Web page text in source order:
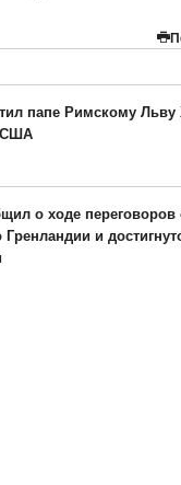
папе Римскому Льву
США
о ходе переговоров
и